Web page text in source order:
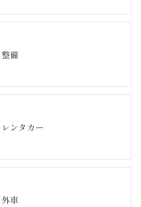
整備
レンタカー
外車